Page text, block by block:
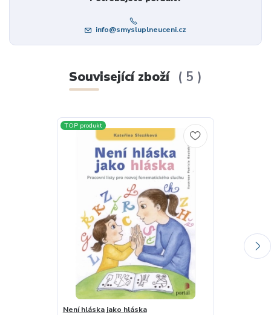
info@smysluplneuceni.cz
Související zboží 5
TOP produkt
Není hláska jako hláska